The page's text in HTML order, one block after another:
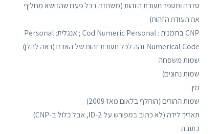
סדרה ומספר תעודת הזהות (משתנה בכל פעם שהנושא מחליף
את תעודת הזהות)
CNP ברומנית : Cod Numeric Personal ; אנגלית: Personal
Numerical Code זהה לכל תעודת זהות של האדם (ראה להלן)
שמות משפחה
שמות נתונים)
מִין
שמות ההורים (הוחלף בלאום מאז 2009)
תאריך לידה (לא כתוב במפורש על ID-2, אבל כלול ב-CNP)
כתובת